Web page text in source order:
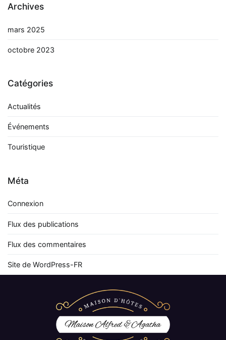
Archives
mars 2025
octobre 2023
Catégories
Actualités
Événements
Touristique
Méta
Connexion
Flux des publications
Flux des commentaires
Site de WordPress-FR